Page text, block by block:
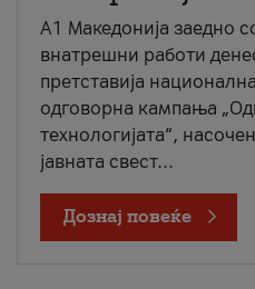
A1 Македонија заедно
внатрешни работи
претставија
одговорна кампања
технологијата“,
јавната свест...
Дознај повеќе